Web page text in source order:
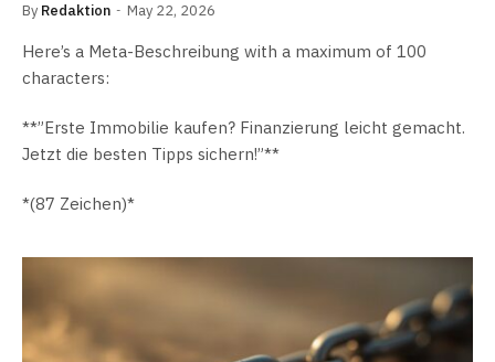
By Redaktion May 22, 2026
Here’s a Meta-Beschreibung with a maximum of 100
characters:
**”Erste Immobilie kaufen? Finanzierung leicht gemacht.
Jetzt die besten Tipps sichern!”**
*(87 Zeichen)*